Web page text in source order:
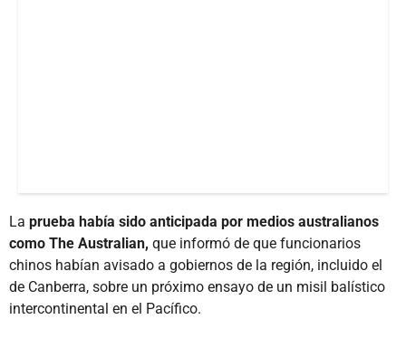
La prueba había sido anticipada por medios australianos
como The Australian, que informó de que funcionarios
chinos habían avisado a gobiernos de la región, incluido el
de Canberra, sobre un próximo ensayo de un misil balístico
intercontinental en el Pacífico.